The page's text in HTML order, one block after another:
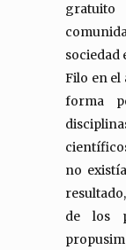
sociedad
Filo en el
forma
no
de los